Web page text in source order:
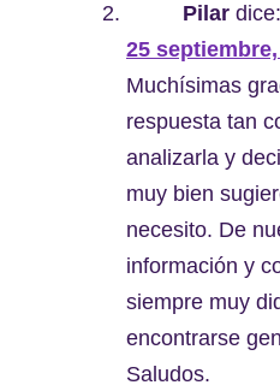
Pilar dice:
25
Muchísimas
respuesta tan
analizarla y
muy bien
necesito. De
información y
siempre muy
encontrarse
Saludos.